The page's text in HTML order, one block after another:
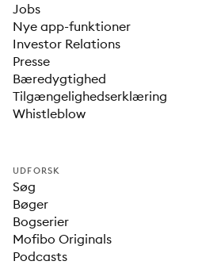
Jobs
Nye app-funktioner
Investor Relations
Presse
Bæredygtighed
Tilgængelighedserklæring
Whistleblow
UDFORSK
Søg
Bøger
Bogserier
Mofibo Originals
Podcasts